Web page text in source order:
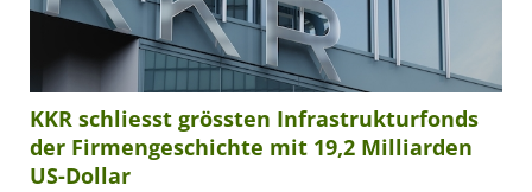
KKR schliesst grössten Infrastrukturfonds
der Firmengeschichte mit 19,2 Milliarden
US-Dollar